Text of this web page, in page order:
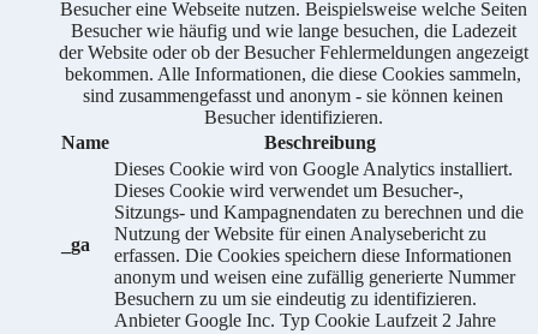
Besucher eine Webseite nutzen. Beispielsweise welche Seiten
Besucher wie häufig und wie lange besuchen, die Ladezeit
der Website oder ob der Besucher Fehlermeldungen angezeigt
bekommen. Alle Informationen, die diese Cookies sammeln,
sind zusammengefasst und anonym - sie können keinen
Besucher identifizieren.
Name
Beschreibung
_ga
Dieses Cookie wird von Google Analytics installiert.
Dieses Cookie wird verwendet um Besucher-,
Sitzungs- und Kampagnendaten zu berechnen und die
Nutzung der Website für einen Analysebericht zu
erfassen. Die Cookies speichern diese Informationen
anonym und weisen eine zufällig generierte Nummer
Besuchern zu um sie eindeutig zu identifizieren.
Anbieter Google Inc. Typ Cookie Laufzeit 2 Jahre